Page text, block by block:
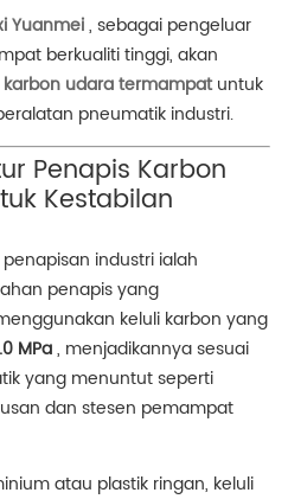
Yuanmei, sebagai pengeluar
berkualiti tinggi, akan
udara termampatuntuk
pneumatik industri.
Penapis Karbon
Kestabilan
industri ialah
penapis yang
keluli karbon yang
MPa, menjadikannya sesuai
yang menuntut seperti
dan stesen pemampat
atau plastik ringan, keluli